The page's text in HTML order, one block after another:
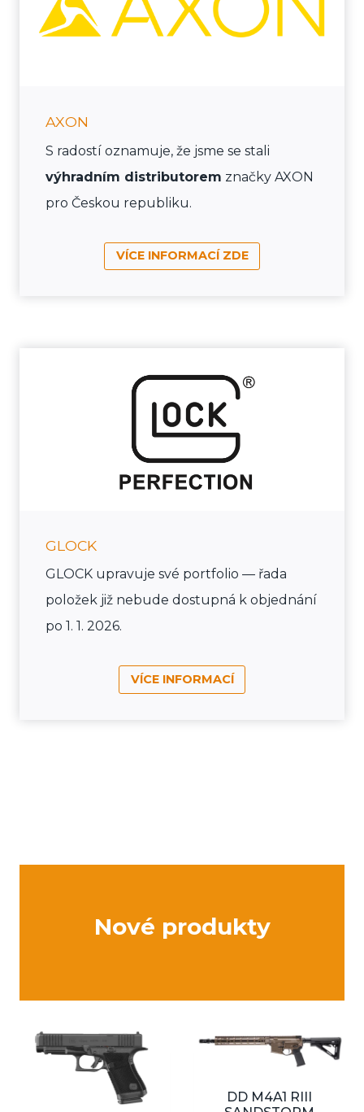
AXON
S radostí oznamuje, že jsme se stali
výhradním distributorem značky AXON
pro Českou republiku.
VÍCE INFORMACÍ ZDE
GLOCK
GLOCK upravuje své portfolio — řada
položek již nebude dostupná k objednání
po 1. 1. 2026.
VÍCE INFORMACÍ
Nové produkty
DD M4A1 RIII